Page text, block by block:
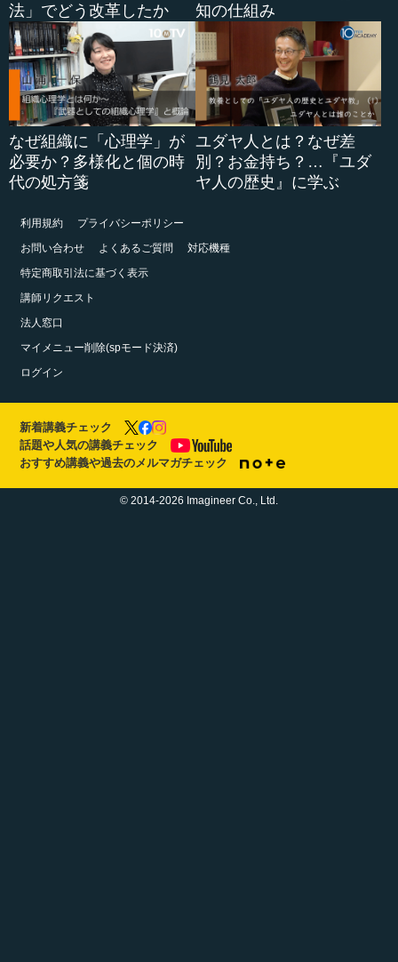
法」でどう改革したか
知の仕組み
なぜ組織に「心理学」が
必要か？多様化と個の時
代の処方箋
ユダヤ人とは？なぜ差
別？お金持ち？…『ユダ
ヤ人の歴史』に学ぶ
利用規約
プライバシーポリシー
お問い合わせ
よくあるご質問
対応機種
特定商取引法に基づく表示
講師リクエスト
法人窓口
マイメニュー削除(spモード決済)
ログイン
新着講義チェック
話題や人気の講義チェック
おすすめ講義や過去のメルマガチェック
© 2014-2026 Imagineer Co., Ltd.